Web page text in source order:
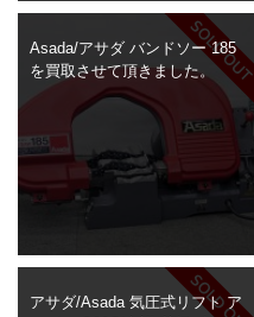
Asada/アサダ バンドソー 185
を買取させて頂きました。
アサダ/Asada 気圧式リフト ア